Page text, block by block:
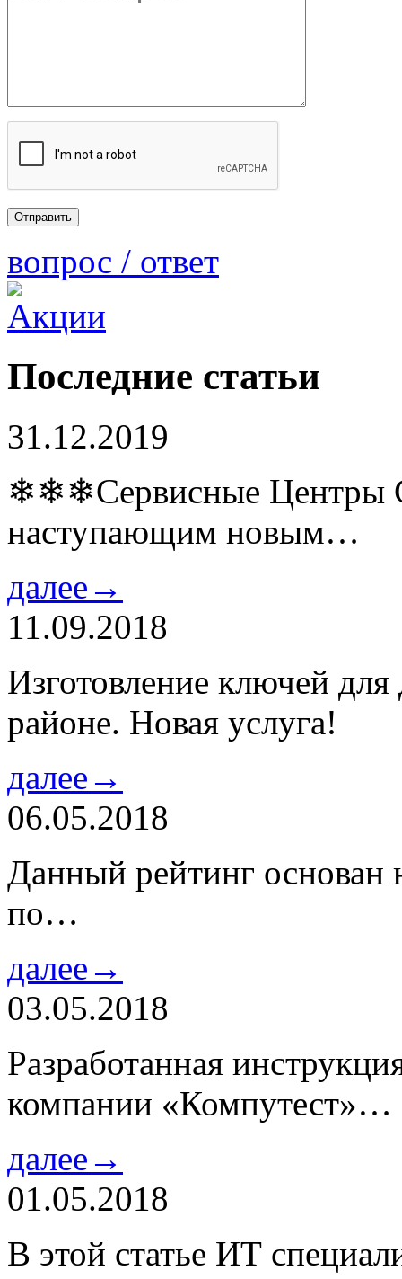
вопрос / ответ
Последние статьи
31.12.2019
❄❄❄Сервисные Центры
наступающим новым…
далее→
11.09.2018
Изготовление ключей
районе. Новая услуга!
далее→
06.05.2018
Данный рейтинг основан
по…
далее→
03.05.2018
Разработанная
компании «Компутест»…
далее→
01.05.2018
В этой статье ИТ